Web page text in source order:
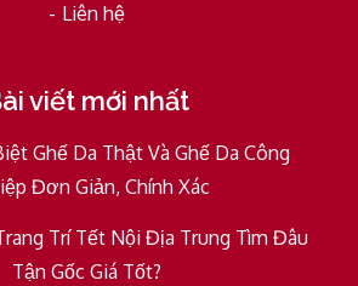
Liên hệ
viết mới nhất
Ghế Da Thật Và Ghế Da Công
Đơn Giản, Chính Xác
Trí Tết Nội Địa Trung Tìm Đâu
Tận Gốc Giá Tốt?